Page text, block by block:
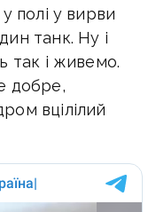
полі у вирви
танк. Ну і
так і живемо.
добре,
вцілілий